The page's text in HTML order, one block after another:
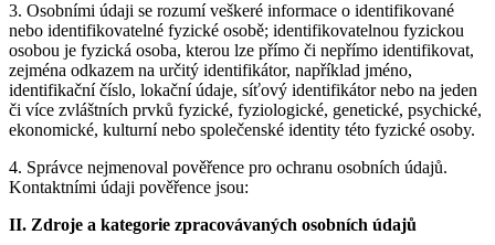
3. Osobními údaji se rozumí veškeré informace o identifikované
nebo identifikovatelné fyzické osobě; identifikovatelnou fyzickou
osobou je fyzická osoba, kterou lze přímo či nepřímo identifikovat,
zejména odkazem na určitý identifikátor, například jméno,
identifikační číslo, lokační údaje, síťový identifikátor nebo na jeden
či více zvláštních prvků fyzické, fyziologické, genetické, psychické,
ekonomické, kulturní nebo společenské identity této fyzické osoby.
4. Správce nejmenoval pověřence pro ochranu osobních údajů.
Kontaktními údaji pověřence jsou:
II. Zdroje a kategorie zpracovávaných osobních údajů